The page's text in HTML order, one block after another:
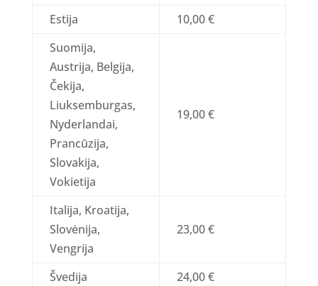
Estija
10,00 €
Suomija,
Austrija, Belgija,
Čekija,
Liuksemburgas,
Nyderlandai,
Prancūzija,
Slovakija,
Vokietija
19,00 €
Italija, Kroatija,
Slovėnija,
Vengrija
23,00 €
Švedija
24,00 €